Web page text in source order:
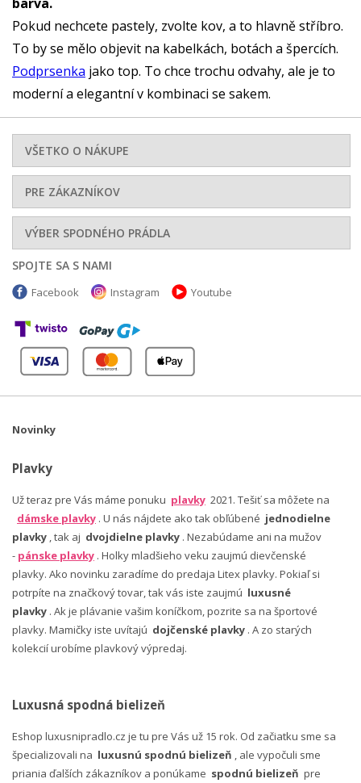
Pokud nechcete pastely, zvolte kov, a to hlavně stříbro.
To by se mělo objevit na kabelkách, botách a špercích.
Podprsenka jako top. To chce trochu odvahy, ale je to
moderní a elegantní v kombinaci se sakem.
VŠETKO O NÁKUPE
PRE ZÁKAZNÍKOV
VÝBER SPODNÉHO PRÁDLA
SPOJTE SA S NAMI
Facebook Instagram Youtube
Novinky
Plavky
Už teraz pre Vás máme ponuku plavky 2021. Tešiť sa môžete na
dámske plavky . U nás nájdete ako tak obľúbené jednodielne
plavky , tak aj dvojdielne plavky . Nezabúdame ani na mužov
- pánske plavky . Holky mladšieho veku zaujmú dievčenské
plavky. Ako novinku zaradíme do predaja Litex plavky. Pokiaľ si
potrpíte na značkový tovar, tak vás iste zaujmú luxusné
plavky . Ak je plávanie vašim koníčkom, pozrite sa na športové
plavky. Mamičky iste uvítajú dojčenské plavky . A zo starých
kolekcií urobíme plavkový výpredaj.
Luxusná spodná bielizeň
Eshop luxusnipradlo.cz je tu pre Vás už 15 rok. Od začiatku sme sa
špecializovali na luxusnú spodnú bielizeň , ale vypočuli sme
priania ďalších zákazníkov a ponúkame spodnú bielizeň pre